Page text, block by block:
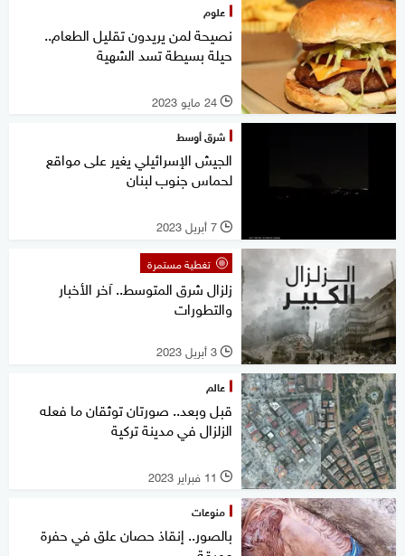
علوم
نصيحة لمن يريدون تقليل الطعام..
حيلة بسيطة تسد الشهية
l 24 مايو 2023
شرق أوسط
الجيش الإسرائيلي يغير على مواقع
لحماس جنوب لبنان
l 7 أبريل 2023
تغطية مستمرة
زلزال شرق المتوسط.. آخر الأخبار
والتطورات
l 3 أبريل 2023
عالم
قبل وبعد.. صورتان توثقان ما فعله
الزلزال في مدينة تركية
l 11 فبراير 2023
منوعات
بالصور.. إنقاذ حصان علق في حفرة